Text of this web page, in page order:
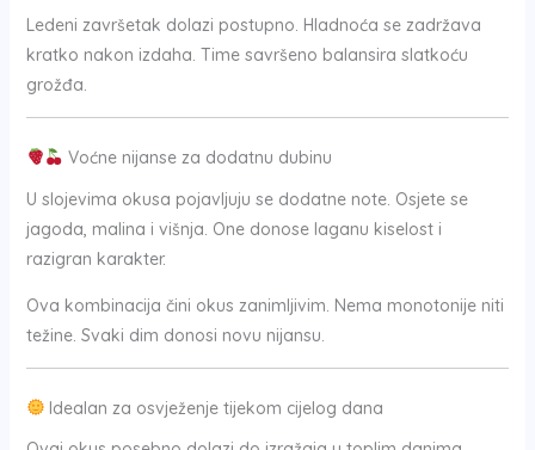
Ledeni završetak dolazi postupno. Hladnoća se zadržava
kratko nakon izdaha. Time savršeno balansira slatkoću
grožđa.
Voćne nijanse za dodatnu dubinu
U slojevima okusa pojavljuju se dodatne note. Osjete se
jagoda, malina i višnja. One donose laganu kiselost i
razigran karakter.
Ova kombinacija čini okus zanimljivim. Nema monotonije niti
težine. Svaki dim donosi novu nijansu.
Idealan za osvježenje tijekom cijelog dana